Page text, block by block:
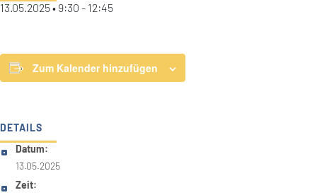
13.05.2025 • 9:30 - 12:45
Zum Kalender hinzufügen
DETAILS
Datum:
13.05.2025
Zeit: